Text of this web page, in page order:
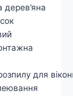
для